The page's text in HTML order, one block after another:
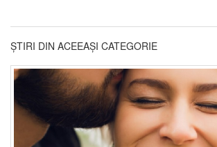
ȘTIRI DIN ACEEAȘI CATEGORIE